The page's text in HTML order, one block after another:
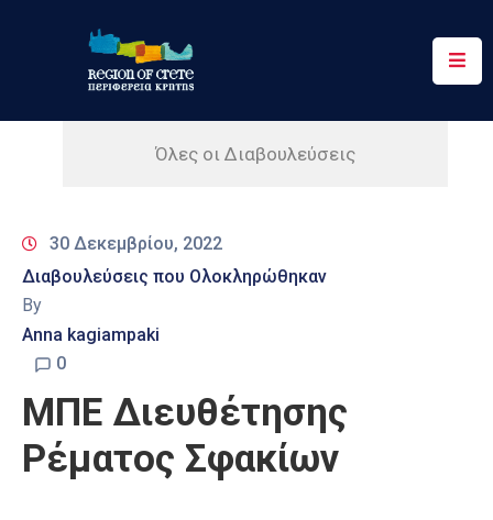
Περιφέρεια
Δράσεις
Ψηφιακές
Υπηρεσίες
Επικοινωνία
Όλες οι Διαβουλεύσεις
30 Δεκεμβρίου, 2022
Διαβουλεύσεις που Ολοκληρώθηκαν
By
Anna kagiampaki
0
ΜΠΕ Διευθέτησης
Ρέματος Σφακίων